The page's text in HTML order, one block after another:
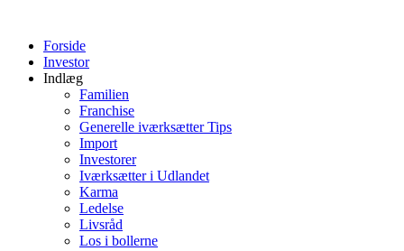
indholdForside
Investor
Indlæg
Familien
Franchise
Generelle iværksætter Tips
Import
Investorer
Iværksætter i Udlandet
Karma
Ledelse
Livsråd
Los i bollerne